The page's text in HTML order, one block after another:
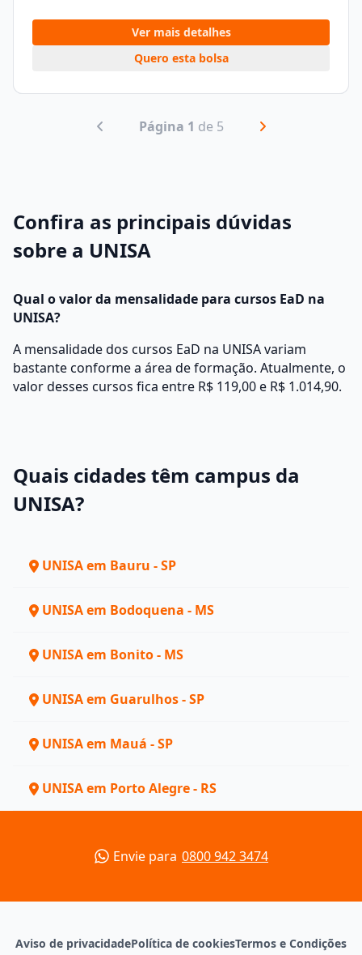
Ver mais detalhes
Quero esta bolsa
Página 1 de 5
Confira as principais dúvidas
sobre a UNISA
Qual o valor da mensalidade para cursos EaD na
UNISA?
A mensalidade dos cursos EaD na UNISA variam
bastante conforme a área de formação. Atualmente, o
valor desses cursos fica entre R$ 119,00 e R$ 1.014,90.
Quais cidades têm campus da
UNISA?
UNISA em Bauru - SP
UNISA em Bodoquena - MS
UNISA em Bonito - MS
UNISA em Guarulhos - SP
UNISA em Mauá - SP
UNISA em Porto Alegre - RS
Envie para 0800 942 3474
Aviso de privacidadePolítica de cookiesTermos e Condições